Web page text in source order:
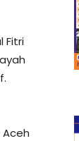
Fitri